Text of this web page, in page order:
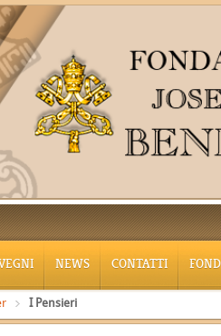
NEWS CONTATTI
I Pensieri